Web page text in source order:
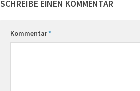
SCHREIBE EINEN KOMMENTAR
Kommentar*